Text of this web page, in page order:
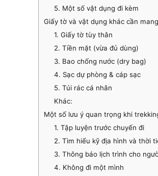
5. Một số vật dụng đi kèm
Giấy tờ và vật dụng khác cần mang
1. Giấy tờ tùy thân
2. Tiền mặt (vừa đủ dùng)
3. Bao chống nước (dry bag)
4. Sạc dự phòng & cáp sạc
5. Túi rác cá nhân
Khác:
Một số lưu ý quan trọng khi
1. Tập luyện trước chuyến đi
2. Tìm hiểu kỹ địa hình và thời
3. Thông báo lịch trình cho
4. Không đi một mình